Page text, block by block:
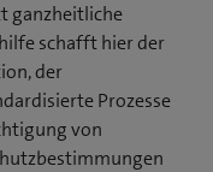
ganzheitliche
schafft hier der
der
Prozesse
von